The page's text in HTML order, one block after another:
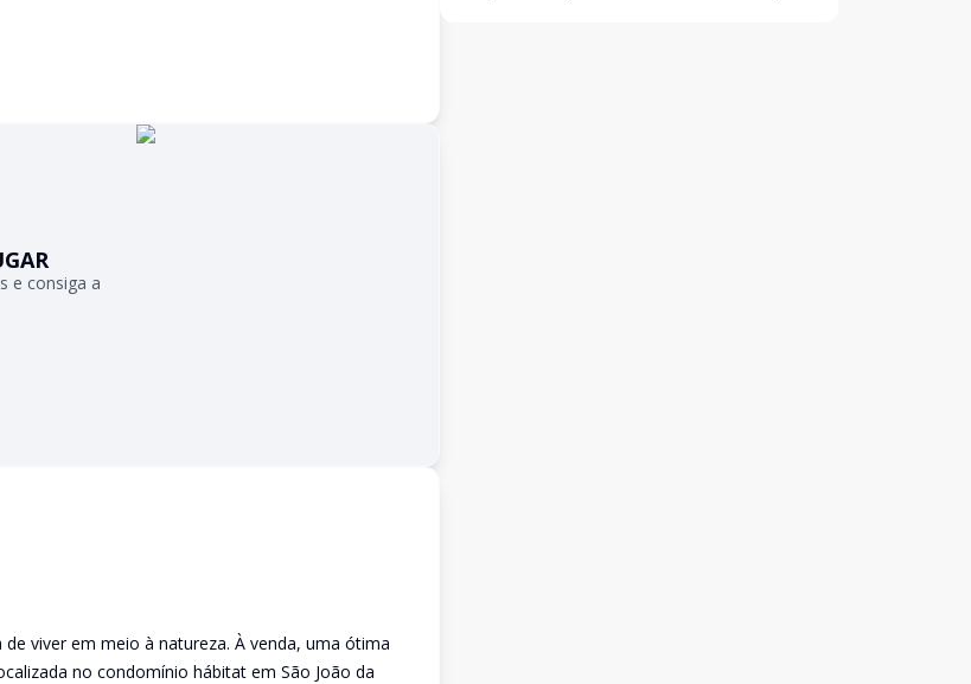
e consiga a
viver em meio à natureza. À venda, uma ótima
no condomínio hábitat em São João da